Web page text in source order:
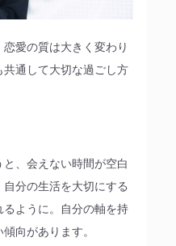
愛の質は大きく変わり
通して大切な過ごし方
、会えない時間が空白
分の生活を大切にする
ように。自分の軸を持
向があります。